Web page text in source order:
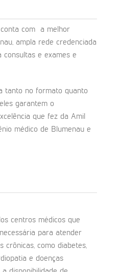
conta com a melhor
ampla rede credenciada
consultas e exames e
tanto no formato quanto
garantem o
que fez da Amil
médico de Blumenau e
centros médicos que
para atender
crônicas, como diabetes,
e doenças